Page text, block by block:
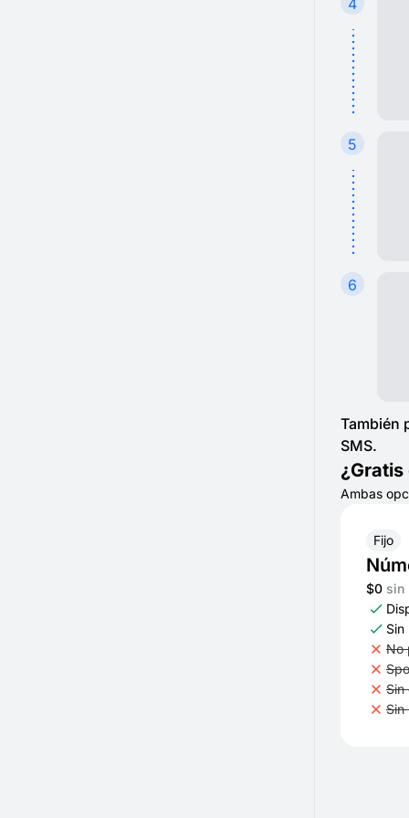
4
5
6
También
SMS.
Ambas
Fijo
$0 sin
Sin
No
Sin
Sin